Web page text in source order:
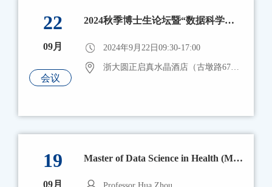
22
09月
会议
2024秋季博士生论坛暨“数据科学最佳研究奖”颁奖仪式
2024年9月22日09:30-17:00
浙大圆正启真水晶酒店（古墩路671号）
19
09月
Master of Data Science in Health (MDSH) Program，UCLA招生宣讲会